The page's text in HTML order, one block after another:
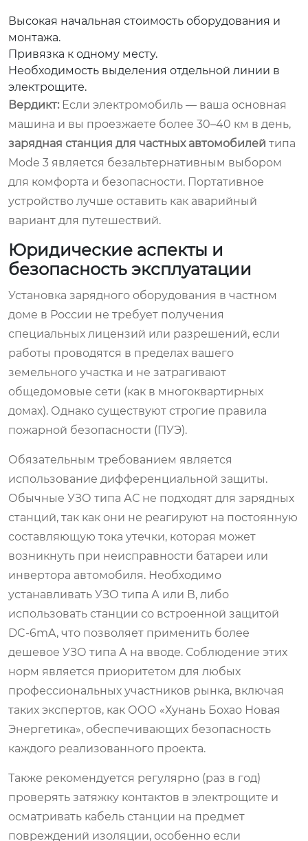
Высокая начальная стоимость оборудования и
монтажа.
Привязка к одному месту.
Необходимость выделения отдельной линии в
электрощите.
Вердикт: Если электромобиль — ваша основная
машина и вы проезжаете более 30–40 км в день,
зарядная станция для частных автомобилей типа
Mode 3 является безальтернативным выбором
для комфорта и безопасности. Портативное
устройство лучше оставить как аварийный
вариант для путешествий.
Юридические аспекты и
безопасность эксплуатации
Установка зарядного оборудования в частном
доме в России не требует получения
специальных лицензий или разрешений, если
работы проводятся в пределах вашего
земельного участка и не затрагивают
общедомовые сети (как в многоквартирных
домах). Однако существуют строгие правила
пожарной безопасности (ПУЭ).
Обязательным требованием является
использование дифференциальной защиты.
Обычные УЗО типа АС не подходят для зарядных
станций, так как они не реагируют на постоянную
составляющую тока утечки, которая может
возникнуть при неисправности батареи или
инвертора автомобиля. Необходимо
устанавливать УЗО типа А или В, либо
использовать станции со встроенной защитой
DC-6mA, что позволяет применить более
дешевое УЗО типа А на вводе. Соблюдение этих
норм является приоритетом для любых
профессиональных участников рынка, включая
таких экспертов, как ООО «Хунань Бохао Новая
Энергетика», обеспечивающих безопасность
каждого реализованного проекта.
Также рекомендуется регулярно (раз в год)
проверять затяжку контактов в электрощите и
осматривать кабель станции на предмет
повреждений изоляции, особенно если